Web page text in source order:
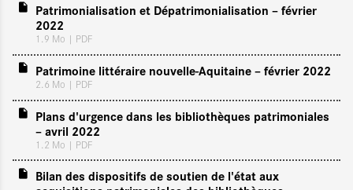
Patrimonialisation et Dépatrimonialisation – février
2022
1.9 Mo | PDF
Patrimoine littéraire nouvelle-Aquitaine – février 2022
2.6 Mo | PDF
Plans d'urgence dans les bibliothèques patrimoniales
– avril 2022
1.2 Mo | PDF
Bilan des dispositifs de soutien de l'état aux